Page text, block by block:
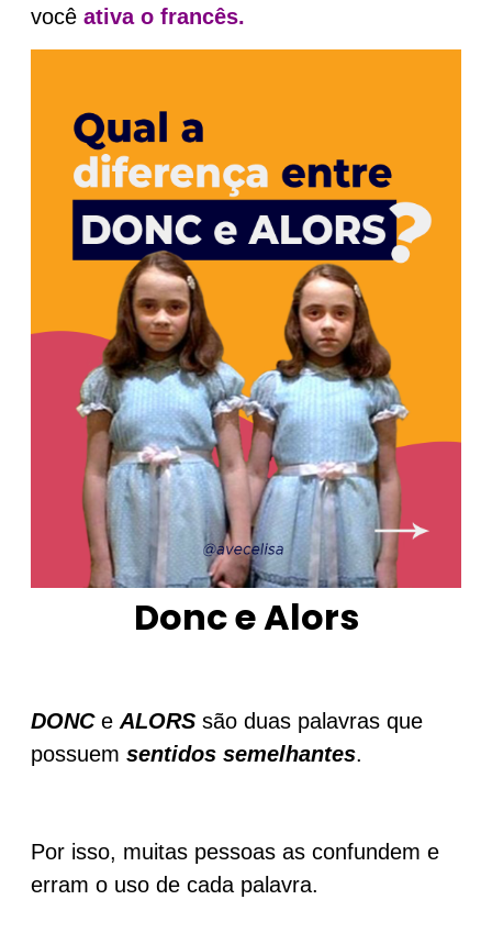
você ativa o francês.
Donc e Alors
DONC e ALORS são duas palavras que
possuem sentidos semelhantes.
Por isso, muitas pessoas as confundem e
erram o uso de cada palavra.